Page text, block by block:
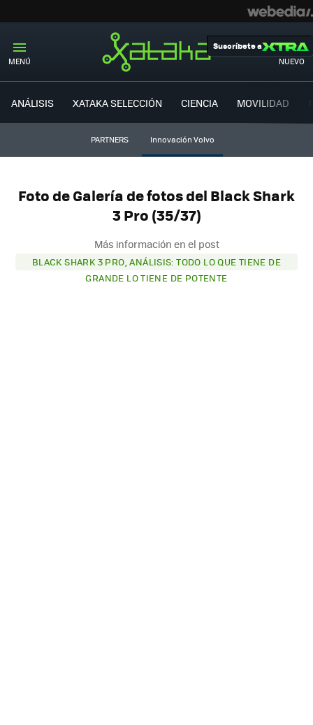
MENÚ NUEVO
Suscríbete a
ANÁLISIS XATAKA SELECCIÓN CIENCIA MOVILIDAD
PARTNERS Innovación Volvo
Foto de Galería de fotos del Black Shark
3 Pro (35/37)
Más información en el post
BLACK SHARK 3 PRO, ANÁLISIS: TODO LO QUE TIENE DE
GRANDE LO TIENE DE POTENTE